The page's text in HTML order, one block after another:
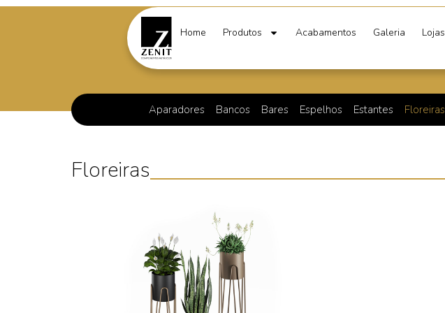
Home Produtos Acabamentos Galeria Lojas
Aparadores Bancos Bares Espelhos Estantes Floreiras
Floreiras